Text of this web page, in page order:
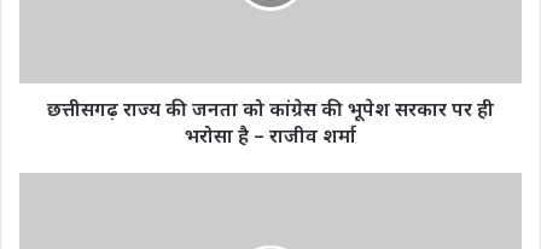
सरकार
छत्तीसगढ़ राज्य की जनता को कांग्रेस की भूपेश सरकार पर ही
भरोसा है – राजीव शर्मा